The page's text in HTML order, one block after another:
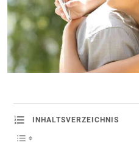
INHALTSVERZEICHNIS